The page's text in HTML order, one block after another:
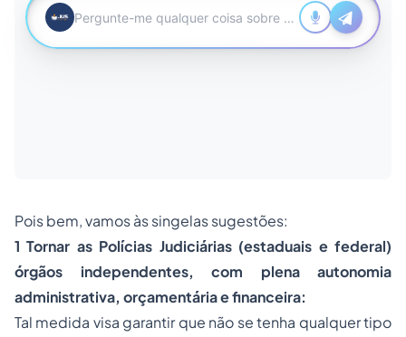
Pois bem, vamos às singelas sugestões:
1 Tornar as Polícias Judiciárias (estaduais e federal)
órgãos independentes, com plena autonomia
administrativa, orçamentária e financeira:
Tal medida visa garantir que não se tenha qualquer tipo